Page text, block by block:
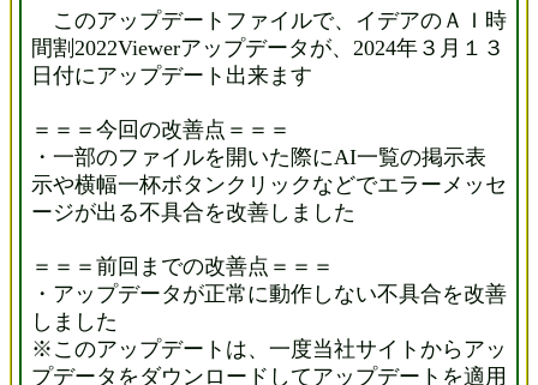
このアップデートファイルで、イデアのＡＩ時
間割2022Viewerアップデータが、2024年３月１３
日付にアップデート出来ます
＝＝＝今回の改善点＝＝＝
・一部のファイルを開いた際にAI一覧の掲示表
示や横幅一杯ボタンクリックなどでエラーメッセ
ージが出る不具合を改善しました
＝＝＝前回までの改善点＝＝＝
・アップデータが正常に動作しない不具合を改善
しました
※このアップデートは、一度当社サイトからアッ
プデータをダウンロードしてアップデートを適用